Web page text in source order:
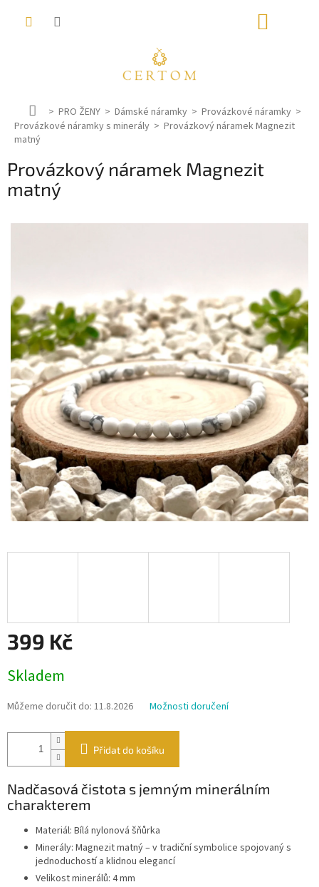
D
o
PRO ŽENY Dámské náramky
Provázkové náramky
Provázkové náramky s minerály
Provázkový náramek Magnezit
matný
Provázkový náramek Magnezit
matný
399 Kč
cena:
Skladem
Můžeme doručit do: 11.8.2026 Možnosti doručení
Přidat do košíku
Nadčasová čistota s jemným minerálním
charakterem
Materiál: Bílá nylonová šňůrka
Minerály: Magnezit matný – v tradiční symbolice spojovaný s
jednoduchostí a klidnou elegancí
Velikost minerálů: 4 mm